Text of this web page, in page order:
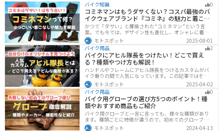
バイク知識 0
コミネマンはもうダサくない？コスパ最強のバ
イクウェアブランド『コミネ』の魅力と着こな
し術
かつて「ダサい」と揶揄された“コミネマン”という言
葉。でも今では、デザイン性も進化し、オシャレに着こ
なせるコミネ製品が続々登場。コスパと安全性に優れた
アイテムを使って、街でもツーリングでも浮かないスマ
ートなスタイルを目指そう！
モトスポット
2025-08-01
バイク用品
2
バイクにアヒル隊長をつけたい！どこで買え
る？種類やつけ方も解説！
ハンドルやフレームにアヒル隊長をつけるカスタムがバ
イク乗りの間で人気になっています。この記事ではそん
なアヒル隊長について、どこで買えるのかどんな種類が
あるのか、バイクに付ける際の注意点などまとめまし
た。アヒル隊長でオリジナルカスタムをしたい人は参考
にしてください。
モトスポット
2025-04-02
バイク用品
0
バイク用グローブの選び方5つのポイント！種
類やおすすめ商品もご紹介
バイク用グローブと一言に言っても、様々な種類があり
ます。種類ごとに特徴が違うので、初めてのグローブ選
びで失敗しないように、しっかりと理解して選ぶように
モトスポット
2024-04-13